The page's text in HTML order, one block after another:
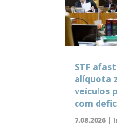
STF
alíquota
veículos
com
7.08.2026 |